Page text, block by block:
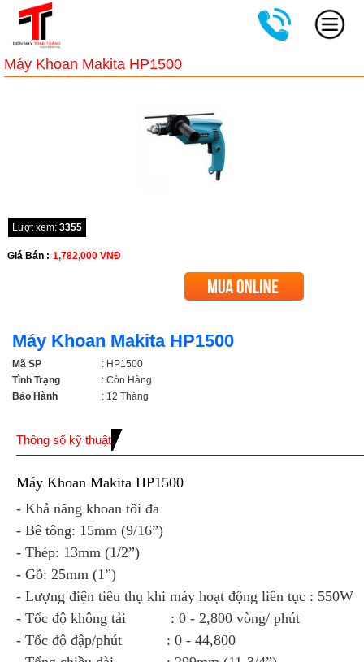
Máy Khoan Makita HP1500
Lượt xem: 3355
Giá Bán : 1,782,000 VNĐ
Máy Khoan Makita HP1500
Mã SP
: HP1500
Tình Trạng
: Còn Hàng
Bảo Hành
: 12 Tháng
Thông số kỹ thuật
Máy Khoan Makita HP1500
- Khả năng khoan tối đa
- Bê tông: 15mm (9/16”)
- Thép: 13mm (1/2”)
- Gỗ: 25mm (1”)
- Lượng điện tiêu thụ khi máy hoạt động liên tục : 550W
- Tốc độ không tải : 0 - 2,800 vòng/ phút
- Tốc độ đập/phút : 0 - 44,800